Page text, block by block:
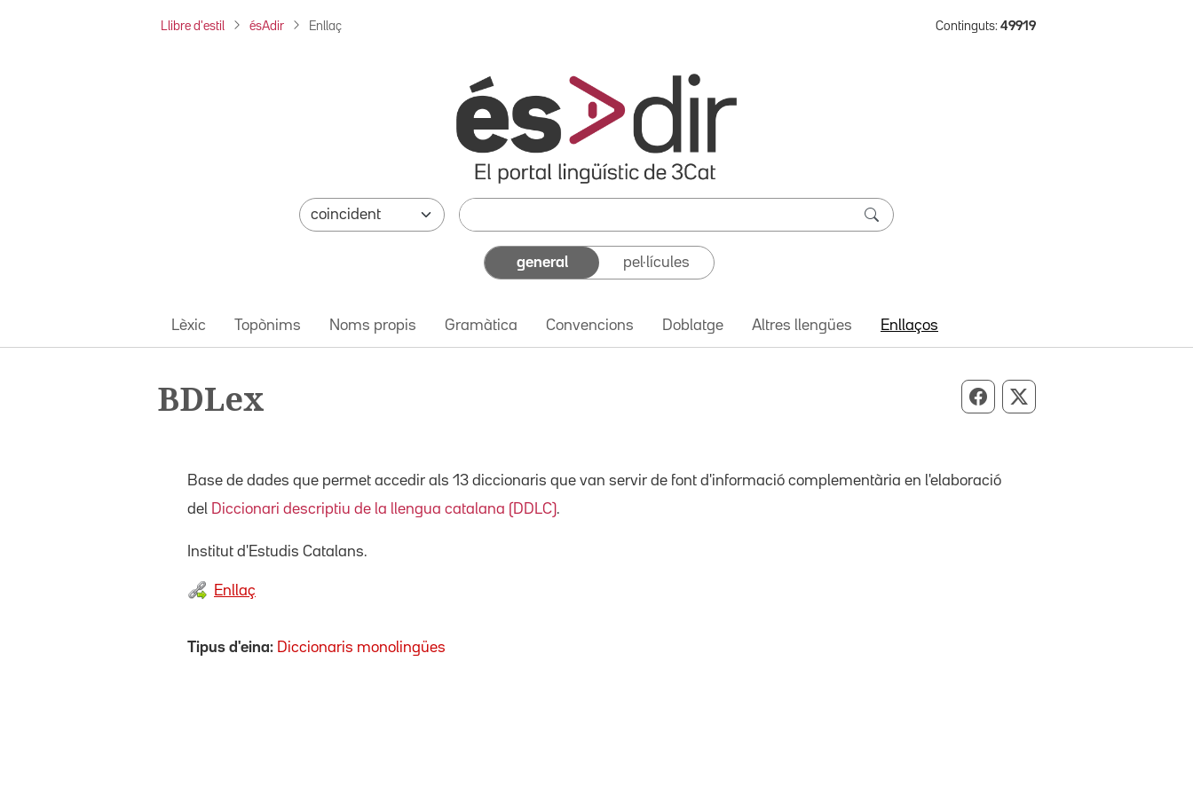
Llibre d'estil ésAdir Enllaç Continguts: 49919
general pel·lícules
Lèxic Topònims Noms propis Gramàtica Convencions Doblatge Altres llengües Enllaços
BDLex Compartir per Facebook
Compartir per X
Base de dades que permet accedir als 13 diccionaris que van servir de font d'informació complementària en l'elaboració
del
Diccionari descriptiu de la llengua catalana (DDLC).
Institut d'Estudis Catalans.
Enllaç
Tipus d'eina: Diccionaris monolingües